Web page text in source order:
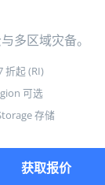
多区域灾备。
折起 (RI)
可选
存储
获取报价